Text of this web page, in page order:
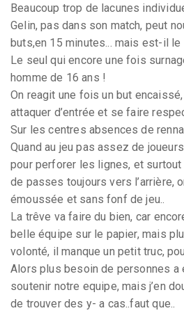
Beaucoup trop de lacunes
Gelin, pas dans son match, peut
buts,en 15 minutes... mais est-il le
Le seul qui encore une fois
homme de 16 ans !
On reagit une fois un but
attaquer d’entrée et se faire
Sur les centres absences de
Quand au jeu pas assez de
pour perforer les lignes, et
de passes toujours vers l’arrière,
émoussée et sans fonf de jeu..
La trêve va faire du bien, car
belle équipe sur le papier, mais
volonté, il manque un petit truc,
Alors plus besoin de personnes a
soutenir notre equipe, mais j’en
de trouver des y- a cas..faut que..